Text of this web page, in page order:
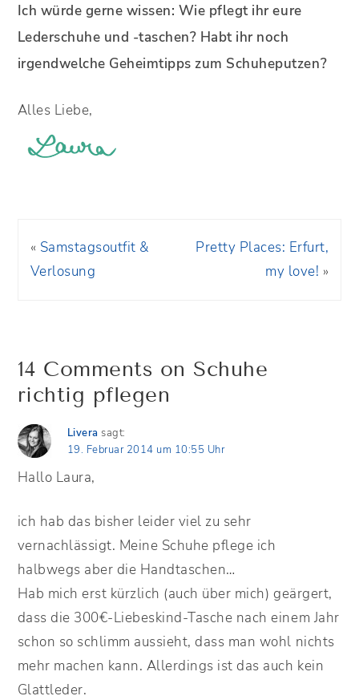
Ich würde gerne wissen: Wie pflegt ihr eure
Lederschuhe und -taschen? Habt ihr noch
irgendwelche Geheimtipps zum Schuheputzen?
Alles Liebe,
« Samstagsoutfit &
Verlosung
Pretty Places: Erfurt,
my love! »
14 Comments on Schuhe
richtig pflegen
Livera sagt:
19. Februar 2014 um 10:55 Uhr
Hallo Laura,
ich hab das bisher leider viel zu sehr
vernachlässigt. Meine Schuhe pflege ich
halbwegs aber die Handtaschen…
Hab mich erst kürzlich (auch über mich) geärgert,
dass die 300€-Liebeskind-Tasche nach einem Jahr
schon so schlimm aussieht, dass man wohl nichts
mehr machen kann. Allerdings ist das auch kein
Glattleder.